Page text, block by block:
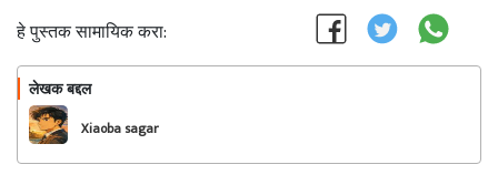
हे पुस्तक सामायिक करा:
लेखक बद्दल
Xiaoba sagar